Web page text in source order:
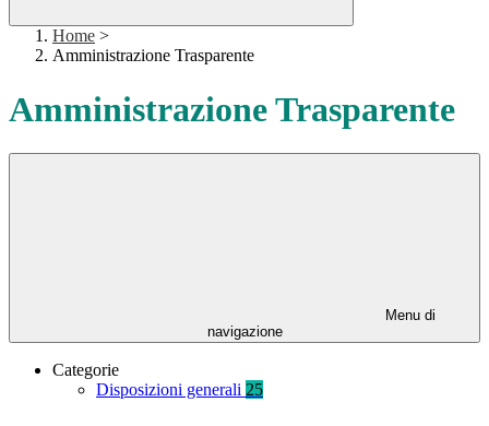
Home >
Amministrazione Trasparente
Amministrazione Trasparente
Menu di
navigazione
Categorie
Disposizioni generali 25